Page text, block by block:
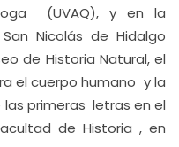
(UVAQ), y en la
Nicolás de Hidalgo
de Historia Natural, el
el cuerpo humano y la
las primeras letras en el
de Historia , en